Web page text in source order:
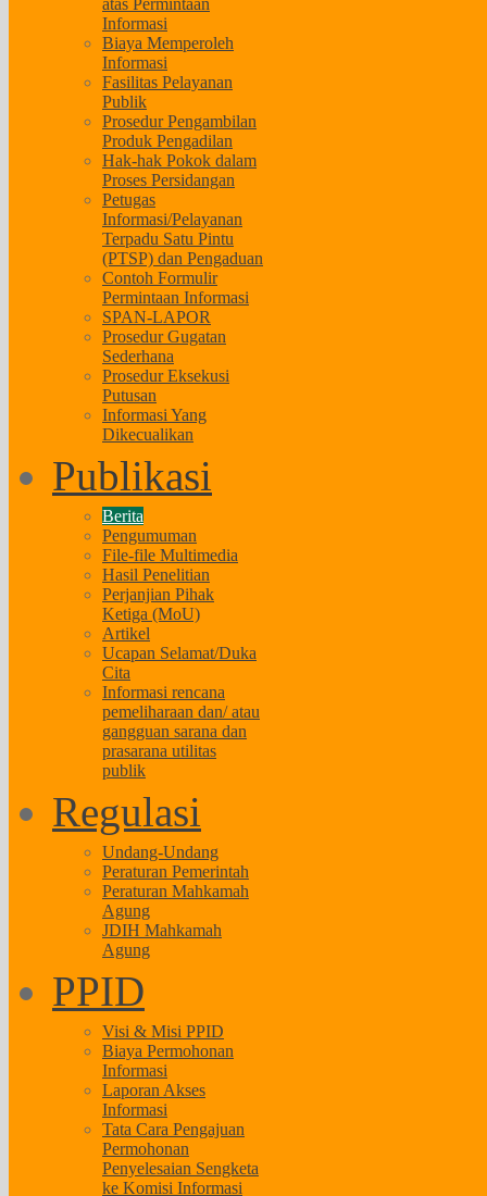
atas Permintaan
Informasi
Biaya Memperoleh
Informasi
Fasilitas Pelayanan
Publik
Prosedur Pengambilan
Produk Pengadilan
Hak-hak Pokok dalam
Proses Persidangan
Petugas
Informasi/Pelayanan
Terpadu Satu Pintu
(PTSP) dan Pengaduan
Contoh Formulir
Permintaan Informasi
SPAN-LAPOR
Prosedur Gugatan
Sederhana
Prosedur Eksekusi
Putusan
Informasi Yang
Dikecualikan
Publikasi
Berita
Pengumuman
File-file Multimedia
Hasil Penelitian
Perjanjian Pihak
Ketiga (MoU)
Artikel
Ucapan Selamat/Duka
Cita
Informasi rencana
pemeliharaan dan/ atau
gangguan sarana dan
prasarana utilitas
publik
Regulasi
Undang-Undang
Peraturan Pemerintah
Peraturan Mahkamah
Agung
JDIH Mahkamah
Agung
PPID
Visi & Misi PPID
Biaya Permohonan
Informasi
Laporan Akses
Informasi
Tata Cara Pengajuan
Permohonan
Penyelesaian Sengketa
ke Komisi Informasi